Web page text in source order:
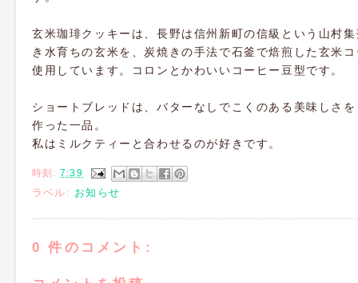
玄米珈琲クッキーは、 長野は信州新町の信級という山村
き水育ちの玄米を、炭焼きの手法で石釜で焙煎した玄米
使用しています。コロンとかわいいコーヒー豆型です。
ショートブレッドは、バターなしでこくのある美味しさ
作った一品。
私はミルクティーと合わせるのが好きです。
時刻: 7:39
ラベル: お知らせ
0 件のコメント: